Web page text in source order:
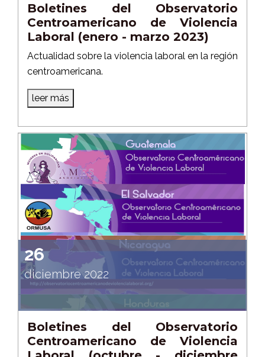
Boletines del Observatorio
Centroamericano de Violencia
Laboral (enero - marzo 2023)
Actualidad sobre la violencia laboral en la región
centroamericana.
leer más
26
diciembre 2022
Boletines del Observatorio
Centroamericano de Violencia